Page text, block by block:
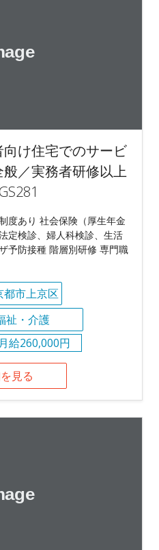
け住宅でのサービ
／実務者研修以上
度あり 社会保険（厚生年金
定検診、婦人科検診、生活
予防接種 階層別研修 専門職
都市上京区
祉・介護
月給260,000円
見る